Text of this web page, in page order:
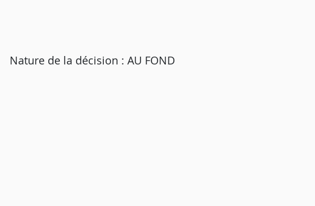
Nature de la décision : AU FOND